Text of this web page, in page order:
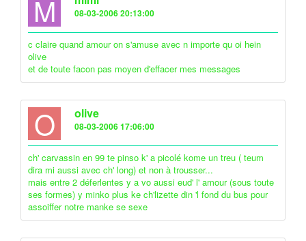
M 08-03-2006 20:13:00
c claire quand amour on s'amuse avec n importe qu oi hein
olive
et de toute facon pas moyen d'effacer mes messages
O olive
08-03-2006 17:06:00
ch' carvassin en 99 te pinso k' a picolé kome un treu ( teum
dira mi aussi avec ch' long) et non à trousser...
mais entre 2 déferlentes y a vo aussi eud' l' amour (sous toute
ses formes) y minko plus ke ch'lizette din 'l fond du bus pour
assoiffer notre manke se sexe